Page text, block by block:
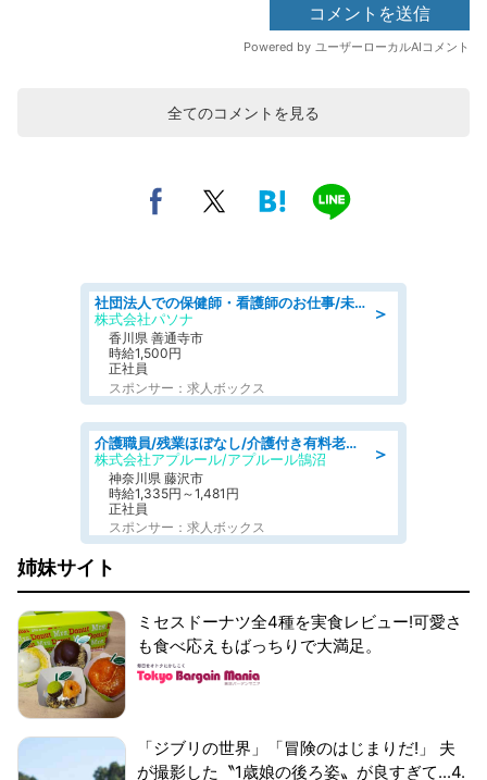
全てのコメントを見る
＞
社団法人での保健師・看護師のお仕事/未経験OK/要資格:普通免許、保健師、正看護師
株式会社パソナ
香川県 善通寺市
時給1,500円
正社員
スポンサー：求人ボックス
＞
介護職員/残業ほぼなし/介護付き有料老人ホームの介護職/夜勤専従
株式会社アプルール/アプルール鵠沼
神奈川県 藤沢市
時給1,335円～1,481円
正社員
スポンサー：求人ボックス
姉妹サイト
ミセスドーナツ全4種を実食レビュー!可愛さ
も食べ応えもばっちりで大満足。
「ジブリの世界」「冒険のはじまりだ!」 夫
が撮影した〝1歳娘の後ろ姿〟が良すぎて...4.